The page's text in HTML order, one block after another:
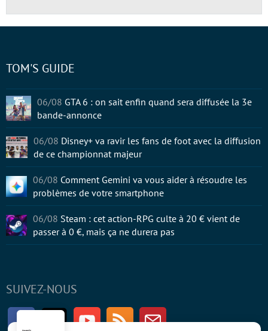
SUIVEZ-NOUS
FacebookTwitter Youtube RSS Newsletter
TOM'S GUIDE
06/08 GTA 6 : on sait enfin quand sera diffusée la 3e
bande-annonce
06/08 Disney+ va ravir les fans de foot avec la diffusion
de ce championnat majeur
06/08 Comment Gemini va vous aider à résoudre les
problèmes de votre smartphone
06/08 Steam : cet action-RPG culte à 20 € vient de
passer à 0 €, mais ça ne durera pas